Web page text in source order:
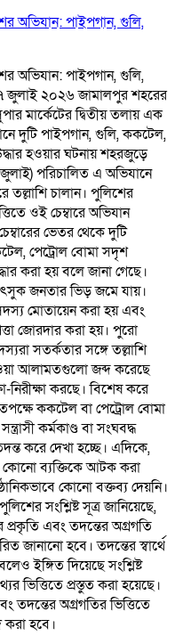
অভিযান: পাইপগান, গুলি,
অভিযান: পাইপগান, গুলি,
জুলাই ২০২৬ জামালপুর শহরের
মার্কেটের দ্বিতীয় তলায় এক
দুটি পাইপগান, গুলি, ককটেল,
হওয়ার ঘটনায় শহরজুড়ে
জুলাই) পরিচালিত এ অভিযানে
তল্লাশি চালান। পুলিশের
ওই চেম্বারে অভিযান
ভেতর থেকে দুটি
পেট্রোল বোমা সদৃশ
করা হয় বলে জানা গেছে।
জনতার ভিড় জমে যায়।
সদস্য মোতায়েন করা হয় এবং
জোরদার করা হয়। পুরো
সতর্কতার সঙ্গে তল্লাশি
আলামতগুলো জব্দ করেছে
নিরীক্ষা করছে। বিশেষ করে
ককটেল বা পেট্রোল বোমা
কর্মকাণ্ড বা সংঘবদ্ধ
করে দেখা হচ্ছে। এদিকে,
কোনো ব্যক্তিকে আটক করা
কোনো বক্তব্য দেয়নি।
সংশ্লিষ্ট সূত্র জানিয়েছে,
এবং তদন্তের অগ্রগতি
জানানো হবে। তদন্তের স্বার্থে
ইঙ্গিত দিয়েছে সংশ্লিষ্ট
ভিত্তিতে প্রস্তুত করা হয়েছে।
তদন্তের অগ্রগতির ভিত্তিতে
করা হবে।